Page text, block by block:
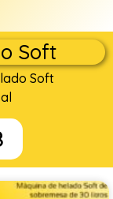
Soft
Soft